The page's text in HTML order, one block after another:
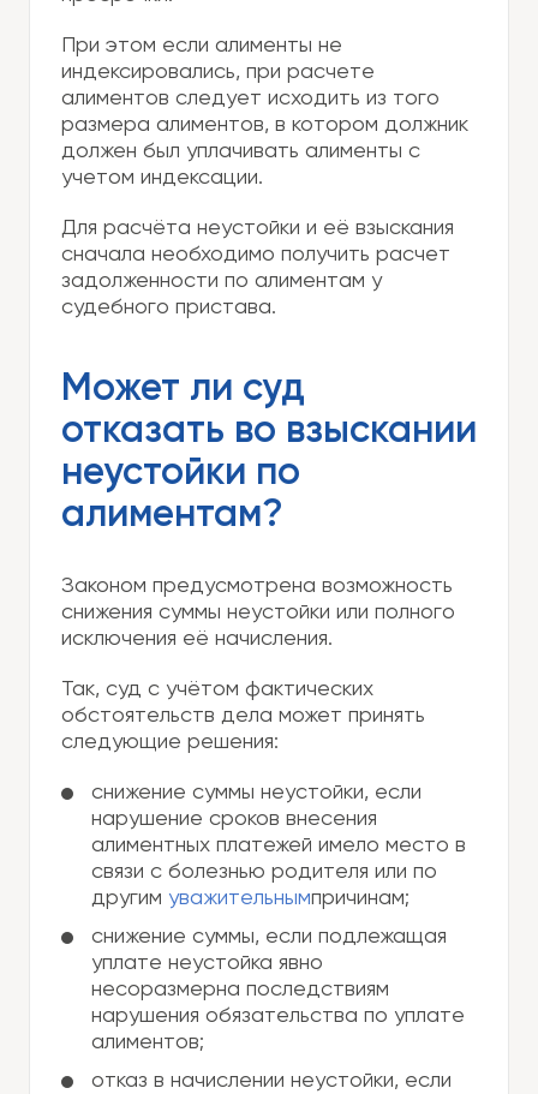
При этом если алименты не
индексировались, при расчете
алиментов следует исходить из того
размера алиментов, в котором должник
должен был уплачивать алименты с
учетом индексации.
Для расчёта неустойки и её взыскания
сначала необходимо получить расчет
задолженности по алиментам у
судебного пристава.
Может ли суд
отказать во взыскании
неустойки по
алиментам?
Законом предусмотрена возможность
снижения суммы неустойки или полного
исключения её начисления.
Так, суд с учётом фактических
обстоятельств дела может принять
следующие решения:
снижение суммы неустойки, если
нарушение сроков внесения
алиментных платежей имело место в
связи с болезнью родителя или по
другим уважительнымпричинам;
снижение суммы, если подлежащая
уплате неустойка явно
несоразмерна последствиям
нарушения обязательства по уплате
алиментов;
отказ в начислении неустойки, если